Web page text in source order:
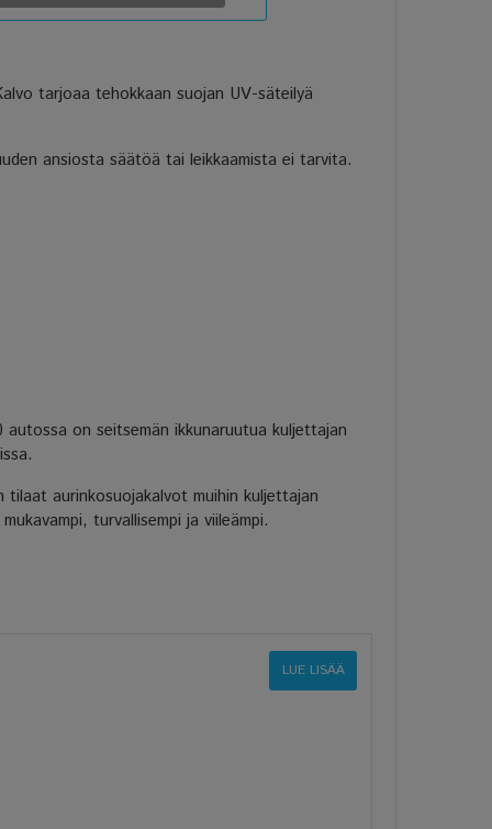
tarjoaa tehokkaan suojan UV-säteilyä
ansiosta säätöä tai leikkaamista ei tarvita.
on seitsemän ikkunaruutua kuljettajan
aurinkosuojakalvot muihin kuljettajan
turvallisempi ja viileämpi.
LUE LISÄÄ